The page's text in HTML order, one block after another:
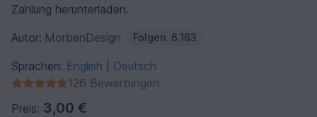
Zahlung herunterladen.
Autor: MorbenDesign Folgen 6.163
Sprachen: English
Deutsch
126 Bewertungen
Preis: 3,00 €